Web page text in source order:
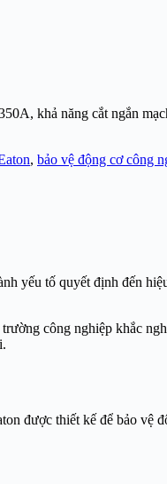
khả năng cắt ngắn
, bảo vệ động cơ công
yếu tố quyết định đến
công nghiệp khắc
được thiết kế để bảo vệ